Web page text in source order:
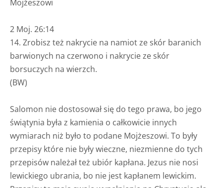
Mojżeszowi
2 Moj. 26:14
14. Zrobisz też nakrycie na namiot ze skór baranich
barwionych na czerwono i nakrycie ze skór
borsuczych na wierzch.
(BW)
Salomon nie dostosował się do tego prawa, bo jego
świątynia była z kamienia o całkowicie innych
wymiarach niż było to podane Mojżeszowi. To były
przepisy które nie były wieczne, niezmienne do tych
przepisów należał też ubiór kapłana. Jezus nie nosi
lewickiego ubrania, bo nie jest kapłanem lewickim.